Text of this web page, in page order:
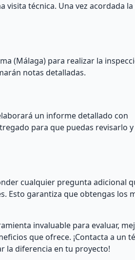
técnica. Una vez acordada
(Málaga) para realizar la
notas detalladas.
un informe detallado con
para que puedas revisarlo
cualquier pregunta adicional
Esto garantiza que obtengas los
invaluable para evaluar,
que ofrece. ¡Contacta a un
la diferencia en tu proyecto!